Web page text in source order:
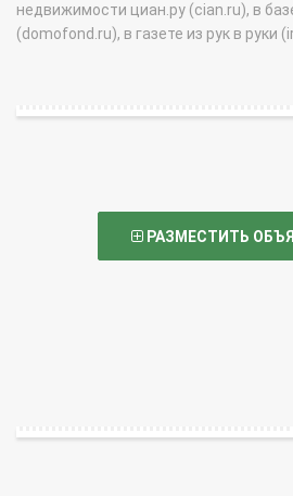
недвижимости циан.ру (cian.ru), в
(domofond.ru), в газете из рук в руки
РАЗМЕСТИТЬ